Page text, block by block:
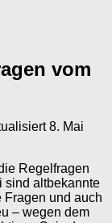
vom
8. Mai
Regelfragen
sind altbekannte
Fragen und auch
– wegen dem